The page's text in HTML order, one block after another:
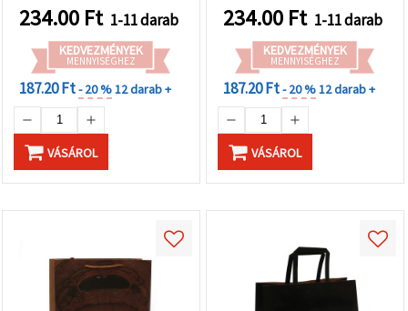
234.00 Ft 1-11 darab
KEDVEZMÉNYEK
MENNYISÉGHEZ
187.20 Ft- 20 %12 darab +
VÁSÁROL
234.00 Ft 1-11 darab
KEDVEZMÉNYEK
MENNYISÉGHEZ
187.20 Ft- 20 %12 darab +
VÁSÁROL